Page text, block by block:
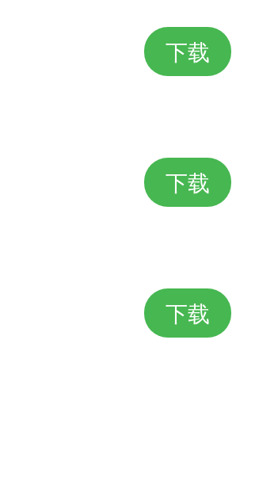
下载
下载
下载